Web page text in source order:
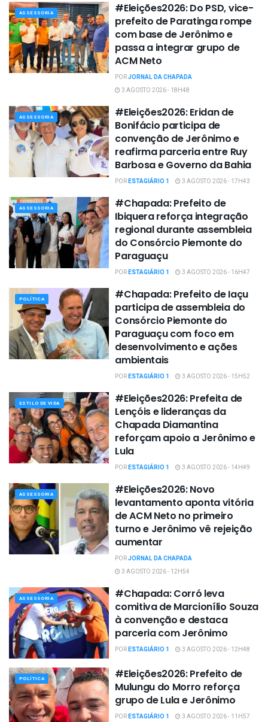
ASSESSORIA
#Eleições2026: Do PSD, vice-
prefeito de Paratinga rompe
com base de Jerônimo e
passa a integrar grupo de
ACM Neto
PORJORNAL DA CHAPADA
3 AGOSTO 2026 - 18H48
ASSESSORIA
#Eleições2026: Eridan de
Bonifácio participa de
convenção de Jerônimo e
reafirma parceria entre Ruy
Barbosa e Governo da Bahia
PORESTAGIÁRIO 1 3 AGOSTO 2026 - 17H43
ASSESSORIA
#Chapada: Prefeito de
Ibiquera reforça integração
regional durante assembleia
do Consórcio Piemonte do
Paraguaçu
PORESTAGIÁRIO 1 3 AGOSTO 2026 - 16H47
POLÍTICA
#Chapada: Prefeito de Iaçu
participa de assembleia do
Consórcio Piemonte do
Paraguaçu com foco em
desenvolvimento e ações
ambientais
PORESTAGIÁRIO 1 3 AGOSTO 2026 - 15H52
ESTILO DE VIDA
#Eleições2026: Prefeita de
Lençóis e lideranças da
Chapada Diamantina
reforçam apoio a Jerônimo e
Lula
PORESTAGIÁRIO 1 3 AGOSTO 2026 - 14H49
ASSESSORIA
#Eleições2026: Novo
levantamento aponta vitória
de ACM Neto no primeiro
turno e Jerônimo vê rejeição
aumentar
PORJORNAL DA CHAPADA
3 AGOSTO 2026 - 12H54
ASSESSORIA
#Chapada: Corró leva
comitiva de Marcionílio Souza
à convenção e destaca
parceria com Jerônimo
PORESTAGIÁRIO 1 3 AGOSTO 2026 - 12H48
POLÍTICA
#Eleições2026: Prefeito de
Mulungu do Morro reforça
grupo de Lula e Jerônimo
PORESTAGIÁRIO 1 3 AGOSTO 2026 - 11H57